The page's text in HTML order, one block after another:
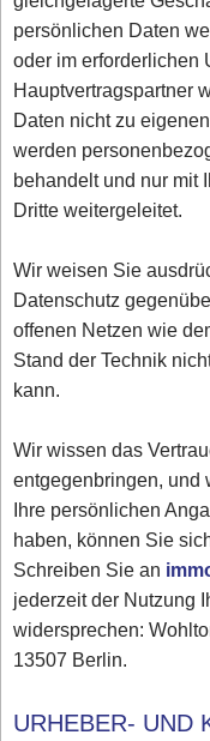
persönlichen Daten
oder im erforderlichen
Hauptvertragspartner
Daten nicht zu
werden
behandelt und nur mit
Dritte weitergeleitet.
Wir weisen Sie
Datenschutz
offenen Netzen wie
Stand der Technik
kann.
Wir wissen das
entgegenbringen, und
Ihre persönlichen
haben, können Sie
Schreiben Sie an
jederzeit der Nutzung
widersprechen:
13507 Berlin.
URHEBER- UND